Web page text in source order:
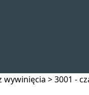
wywinięcia >3001 -